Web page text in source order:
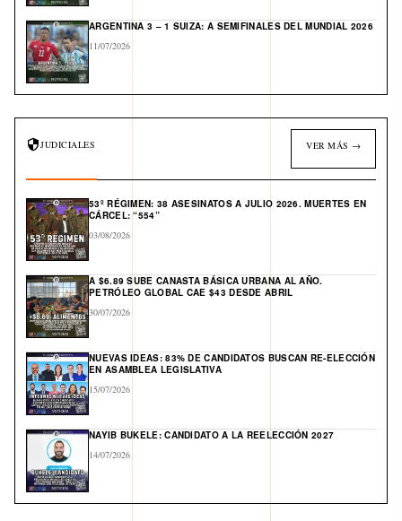
ARGENTINA 3 – 1 SUIZA: A SEMIFINALES DEL MUNDIAL 2026
11/07/2026
JUDICIALES VER MÁS →
53º RÉGIMEN: 38 ASESINATOS A JULIO 2026. MUERTES EN
CÁRCEL: “554”
03/08/2026
A $6.89 SUBE CANASTA BÁSICA URBANA AL AÑO.
PETRÓLEO GLOBAL CAE $43 DESDE ABRIL
30/07/2026
NUEVAS IDEAS: 83% DE CANDIDATOS BUSCAN RE-ELECCIÓN
EN ASAMBLEA LEGISLATIVA
15/07/2026
NAYIB BUKELE: CANDIDATO A LA REELECCIÓN 2027
14/07/2026